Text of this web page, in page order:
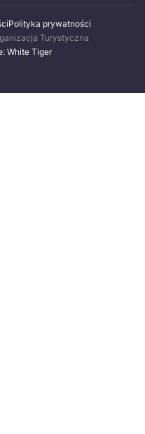
Polityka prywatności
Turystyczna
White Tiger